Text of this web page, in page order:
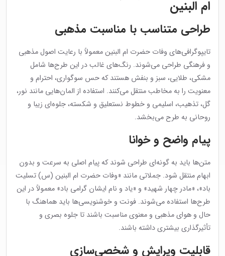
ام البنین
طراحی متناسب با مناسبت مذهبی
تایپوگرافی‌های وفات حضرت ام البنین معمولاً با رعایت اصول مذهبی
و فرهنگی طراحی می‌شوند. رنگ‌های غالب در این طرح‌ها شامل
مشکی، طلایی، سبز و بنفش هستند که حس سوگواری، احترام و
معنویت را به مخاطب منتقل می‌کنند. استفاده از المان‌هایی مانند نور،
گل، تذهیب، اسلیمی و خطوط نستعلیق و شکسته، جلوه‌ای زیبا و
روحانی به طرح می‌بخشد.
پیام واضح و خوانا
متن‌ها باید به گونه‌ای طراحی شوند که پیام اصلی به سرعت و بدون
ابهام منتقل شود. جملاتی مانند «وفات حضرت ام البنین (س) تسلیت
باد»، «مادر چهار شهید» و «یاد و نام ایشان گرامی باد» معمولاً در این
طرح‌ها استفاده می‌شوند. فونت و خوشنویسی‌ها باید هماهنگ با
حال و هوای مذهبی و معنوی مناسبت باشند تا جلوه بصری و
تأثیرگذاری بیشتری داشته باشند.
قابلیت ویرایش و شخصی‌سازی